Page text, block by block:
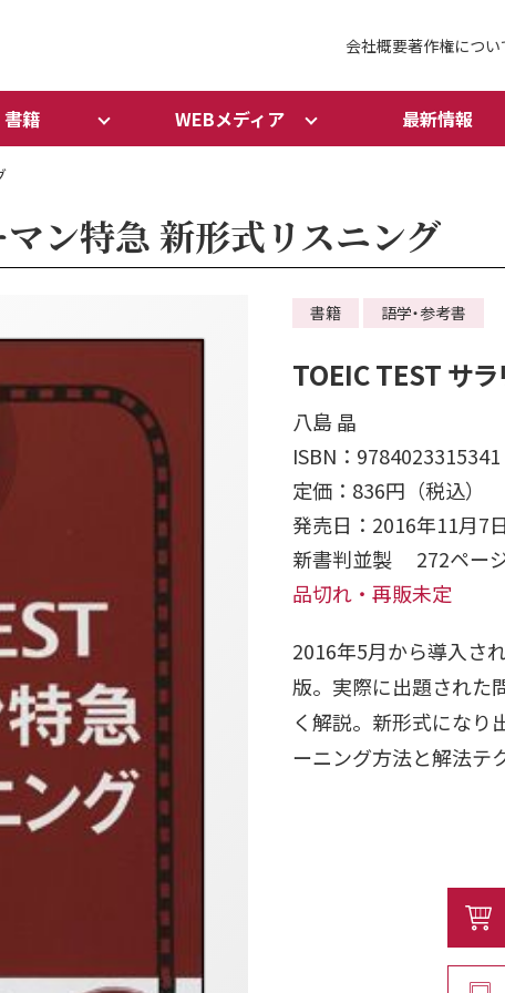
会社概要著作権につい
書籍 WEBメディア 最新情報
ン特急 新形式リスニング
書籍 語学・参考書
TOEIC TEST サ
八島 晶
ISBN：9784023315341
定価：836円（税込）
発売日：2016年11月7日
新書判並製 272ペー
品切れ・再販未定
2016年5月から導入さ
版。実際に出題された
く解説。新形式になり
ーニング方法と解法テ